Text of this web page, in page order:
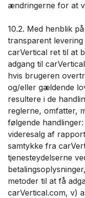
ændringerne for at
10.2. Med henblik
transparent
carVertical ret til at
adgang til
hvis brugeren
og/eller gældende
resultere i de
reglerne, omfatter,
følgende
videresalg af
samtykke fra
tjenesteydelserne
metoder til at få
carVertical.com, v)